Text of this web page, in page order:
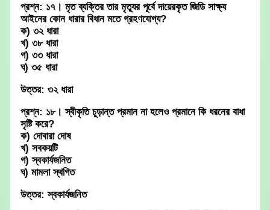
প্রশ্ন: ১৭। মৃত ব্যক্তির তার মৃত্যুর পূর্বে দায়েরকৃত জিডি সাক্ষ্য
আইনের কোন ধারার বিধান মতে গ্রহণযোগ্য?
ক) ৩২ ধারা
খ) ৩৮ ধারা
গ) ৩৩ ধারা
ঘ) ৩৫ ধারা
উত্তর: ৩২ ধারা
প্রশ্ন: ১৮। স্বীকৃতি চুড়ান্ত প্রমান না হলেও প্রমানে কি ধরনের বাধা
সৃষ্টি করে?
ক) দোবারা দোষ
খ) সবকয়টি
গ) স্বকার্যজনিত
ঘ) মামলা স্থগিত
উত্তর: স্বকার্যজনিত